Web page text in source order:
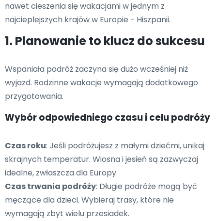
nawet cieszenia się wakacjami w jednym z
najcieplejszych krajów w Europie - Hiszpanii.
1. Planowanie to klucz do sukcesu
Wspaniała podróż zaczyna się dużo wcześniej niż
wyjazd. Rodzinne wakacje wymagają dodatkowego
przygotowania.
Wybór odpowiedniego czasu i celu podróży
Czas roku: Jeśli podróżujesz z małymi dziećmi, unikaj
skrajnych temperatur. Wiosna i jesień są zazwyczaj
idealne, zwłaszcza dla Europy.
Czas trwania podróży: Długie podróże mogą być
męczące dla dzieci. Wybieraj trasy, które nie
wymagają zbyt wielu przesiadek.